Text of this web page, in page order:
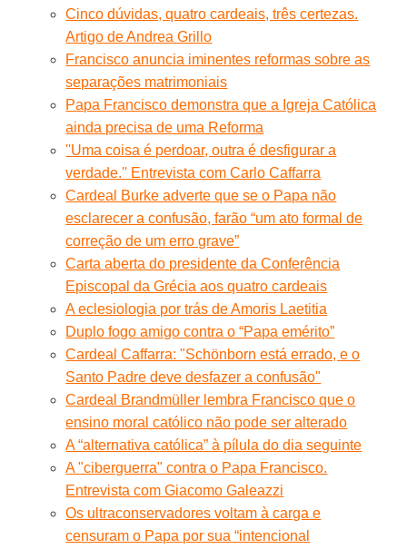
Cinco dúvidas, quatro cardeais, três certezas.
Artigo de Andrea Grillo
Francisco anuncia iminentes reformas sobre as
separações matrimoniais
Papa Francisco demonstra que a Igreja Católica
ainda precisa de uma Reforma
''Uma coisa é perdoar, outra é desfigurar a
verdade.'' Entrevista com Carlo Caffarra
Cardeal Burke adverte que se o Papa não
esclarecer a confusão, farão “um ato formal de
correção de um erro grave”
Carta aberta do presidente da Conferência
Episcopal da Grécia aos quatro cardeais
A eclesiologia por trás de Amoris Laetitia
Duplo fogo amigo contra o “Papa emérito”
Cardeal Caffarra: "Schönborn está errado, e o
Santo Padre deve desfazer a confusão"
Cardeal Brandmüller lembra Francisco que o
ensino moral católico não pode ser alterado
A “alternativa católica” à pílula do dia seguinte
A "ciberguerra" contra o Papa Francisco.
Entrevista com Giacomo Galeazzi
Os ultraconservadores voltam à carga e
censuram o Papa por sua “intencional